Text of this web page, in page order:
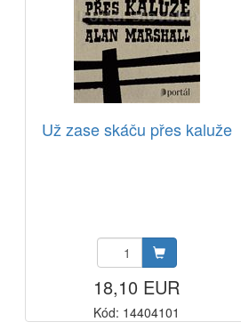
Už zase skáču přes kaluže
18,10 EUR
Kód: 14404101